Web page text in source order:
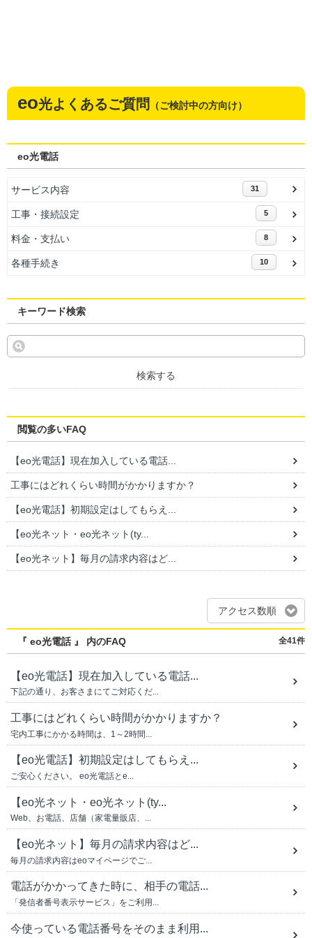
eo光よくあるご質問 （ご検討中の方向け）
eo光電話
サービス内容 31
工事・接続設定 5
料金・支払い 8
各種手続き 10
キーワード検索
検索する
閲覧の多いFAQ
【eo光電話】現在加入している電話...
工事にはどれくらい時間がかかりますか？
【eo光電話】初期設定はしてもらえ...
【eo光ネット・eo光ネット(ty...
【eo光ネット】毎月の請求内容はど...
アクセス数順
『 eo光電話 』 内のFAQ 全41件
【eo光電話】現在加入している電話...
下記の通り、お客さまにてご対応くだ...
工事にはどれくらい時間がかかりますか？
宅内工事にかかる時間は、1～2時間...
【eo光電話】初期設定はしてもらえ...
ご安心ください。 eo光電話とe...
【eo光ネット・eo光ネット(ty...
Web、お電話、店舗（家電量販店、...
【eo光ネット】毎月の請求内容はど...
毎月の請求内容はeoマイページでご...
電話がかかってきた時に、相手の電話...
「発信者番号表示サービス」をご利用...
今使っている電話番号をそのまま利用...